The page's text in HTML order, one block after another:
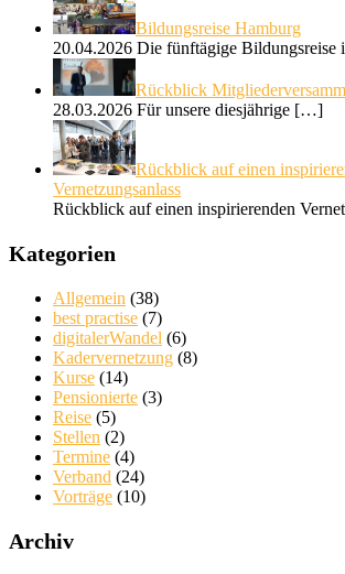
Bildungsreise Hamburg
20.04.2026 Die fünftägige Bildungsreise
Rückblick
28.03.2026 Für unsere diesjährige […]
Rückblick auf einen
Vernetzungsanlass
Rückblick auf einen inspirierenden
Kategorien
Allgemein (38)
best practise (7)
digitalerWandel (6)
Kadervernetzung (8)
Kurse (14)
Pensionierte (3)
Reise (5)
Stellen (2)
Termine (4)
Verband (24)
Vorträge (10)
Archiv